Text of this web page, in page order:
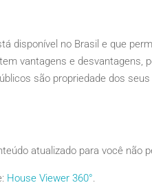
disponível no Brasil e que
vantagens e desvantagens,
são propriedade dos
atualizado para você não
House Viewer 360°.